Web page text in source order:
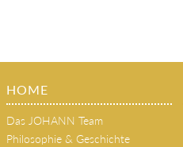
HOME
Das JOHANN Team
Philosophie & Geschichte